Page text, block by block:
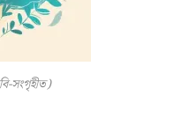
সংগৃহীত)